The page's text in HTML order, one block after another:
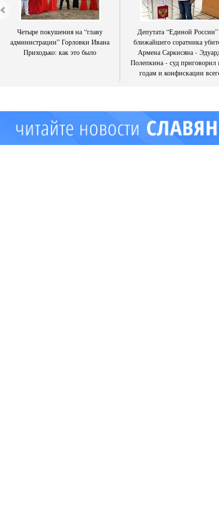
Четыре покушения на “главу
администрации” Горловки Ивана
Приходько: как это было
Депутата “Единой
ближайшего соратника
Армена Саркисяна -
Полепкина - суд приговорил
годам и конфискации